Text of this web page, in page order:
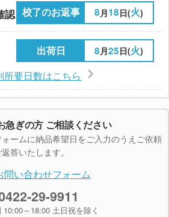
認 校了のお返事 8 月18日(火)
出荷日 8月25日(火)
所要日数はこちら
急ぎの方 ご相談ください
ームに納品希望日をご入力のうえご依頼
答いたします。
問い合わせフォーム
29-9911
10:00～18:00 土日祝を除く